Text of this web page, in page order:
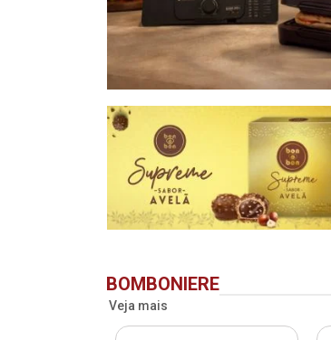
BOMBONIERE
Veja mais